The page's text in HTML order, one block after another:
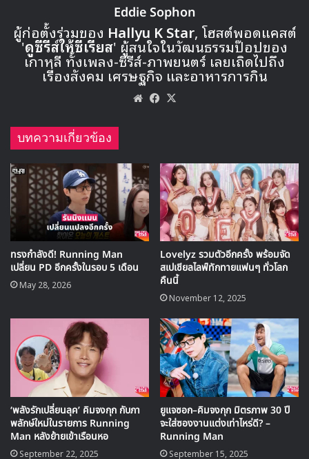
▶ คลิกดูสัมภาษณ์พิเศษ
ด้วยความหลากหลายของแขกรับเชิญในการถ่ายทำสัปดาห์นี้ ทำ
ให้เรซพิเศษนี้ได้รับความสนใจมากว่ามิชชันต่างๆ และเคมีของผู้
ร่วมรายการกับสมาชิกของ รันนิงแมน จะถูกผสมผสานออกมา
เป็นอย่างไร
สำหรับรายการ รันนิงแมน ในเรซพิเศษ ‘Best Friend’ จะออก
Eddie Sophon
ผู้ก่อตั้งร่วมของ Hallyu K Star, โฮสต์พอดแคสต์
'ดูซีรีส์ให้ซีเรียส' ผู้สนใจในวัฒนธรรมป๊อปของ
เกาหลี ทั้งเพลง-ซีรีส์-ภาพยนตร์ เลยเถิดไปถึง
เรื่องสังคม เศรษฐกิจ และอาหารการกิน
WebsiteFacebook
บทความเกี่ยวข้อง
ทรงกำลังดี! Running Man
เปลี่ยน PD อีกครั้งในรอบ 5 เดือน
May 28, 2026
Lovelyz รวมตัวอีกครั้ง พร้อมจัด
สเปเชียลไลฟ์ทักทายแฟนๆ ทั่วโลก
คืนนี้
November 12, 2025
‘พลังรักเปลี่ยนลุค’ คิมจงกุก กับภา
พลักษ์ใหม่ในรายการ Running
Man หลังย้ายเข้าเรือนหอ
September 22, 2025
ยูแจซอก–คิมจงกุก มิตรภาพ 30 ปี
จะใส่ซองงานแต่งเท่าไหร่ดี? –
Running Man
September 15, 2025